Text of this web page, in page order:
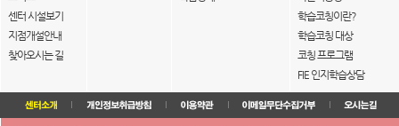
센터 시설보기
지점개설안내
찾아오시는 길
학습코칭이란?
학습코칭 대상
코칭 프로그램
FIE 인지학습상담